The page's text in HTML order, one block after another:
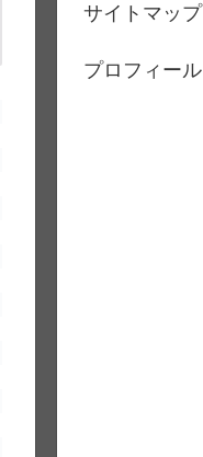
サイトマップ
プロフィール